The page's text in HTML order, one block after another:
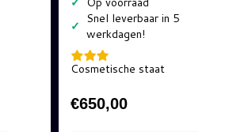
✓
Cosmetische staat
€650,00